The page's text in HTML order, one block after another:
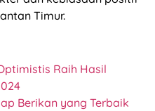
Timur.
Raih Hasil
Berikan yang Terbaik